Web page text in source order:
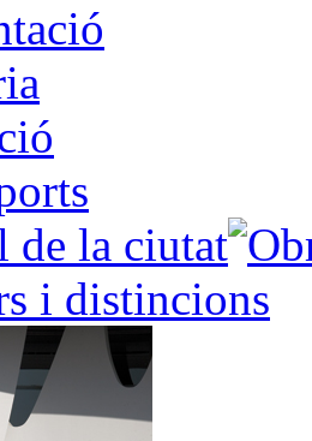
de la ciutat
i distincions